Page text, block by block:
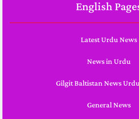
English
Latest Urdu News
News in Urdu
Gilgit Baltistan News
General News